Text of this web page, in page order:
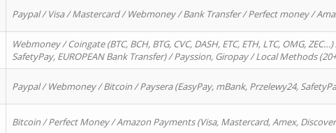
Paypal / Visa / Mastercard / Webmoney / Bank Transfer / Perfect money /
Webmoney / Coingate (BTC, BCH, BTG, CVC, DASH, ETC, ETH, LTC, OMG,
SafetyPay, EUROPEAN Bank Transfer) / Payssion, Giropay / Local Methods
Paypal / Webmoney / Bitcoin / Paysera (EasyPay, mBank, Przelewy24,
Bitcoin / Perfect Money / Amazon Payments (Visa, Mastercard, Amex, Discover